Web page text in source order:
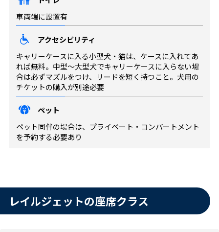
車両端に設置有
アクセシビリティ
キャリーケースに入る小型犬・猫は、ケースに入れてあ
れば無料。中型～大型犬でキャリーケースに入らない場
合は必ずマズルをつけ、リードを短く持つこと。犬用の
チケットの購入が別途必要
ペット
ペット同伴の場合は、プライベート・コンパートメント
を予約する必要あり
レイルジェットの座席クラス